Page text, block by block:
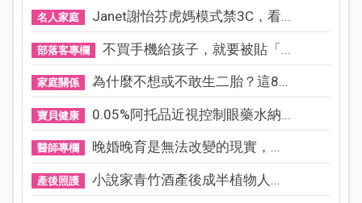
名人家庭 Janet謝怡芬虎媽模式禁3C，看...
部落客專欄 不買手機給孩子，就要被貼「...
家庭關係 為什麼不想或不敢生二胎？這8...
寶貝健康 0.05%阿托品近視控制眼藥水納...
醫師專欄 晚婚晚育是無法改變的現實，...
產後照護 小說家青竹酒產後成半植物人...